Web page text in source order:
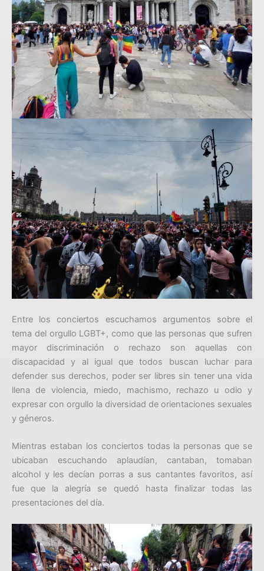
Entre los conciertos escuchamos argumentos sobre el
tema del orgullo LGBT+, como que las personas que sufren
mayor discriminación o rechazo son aquellas con
discapacidad y al igual que todos buscan luchar para
defender sus derechos, poder ser libres sin tener una vida
llena de violencia, miedo, machismo, rechazo u odio y
expresar con orgullo la diversidad de orientaciones sexuales
y géneros.
Mientras estaban los conciertos todas la personas que se
ubicaban escuchando aplaudían, cantaban, tomaban
alcohol y les decían porras a sus cantantes favoritos, así
fue que la alegría se quedó hasta finalizar todas las
presentaciones del día.